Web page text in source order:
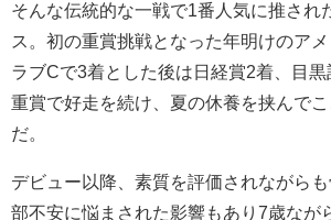
そんな伝統的な一戦で1番人気に推され
ス。初の重賞挑戦となった年明けのア
ラブCで3着とした後は日経賞2着、目
重賞で好走を続け、夏の休養を挟んで
だ。
デビュー以降、素質を評価されながら
部不安に悩まされた影響もあり7歳なが